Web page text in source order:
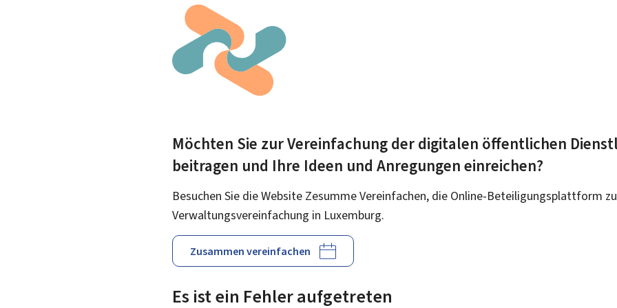
Möchten Sie zur Vereinfachung der digitalen öffentlichen
beitragen und Ihre Ideen und Anregungen einreichen?
Besuchen Sie die Website Zesumme Vereinfachen, die Online-Beteiligungsplattform
Verwaltungsvereinfachung in Luxemburg.
Zusammen vereinfachen
Es ist ein Fehler aufgetreten